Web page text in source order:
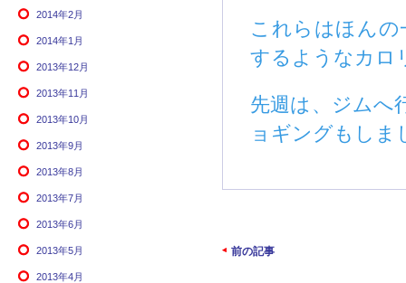
これらはほん
するようなカロ
先週は、ジムへ
ョギングもしま
前の記事
2014年2月
2014年1月
2013年12月
2013年11月
2013年10月
2013年9月
2013年8月
2013年7月
2013年6月
2013年5月
2013年4月